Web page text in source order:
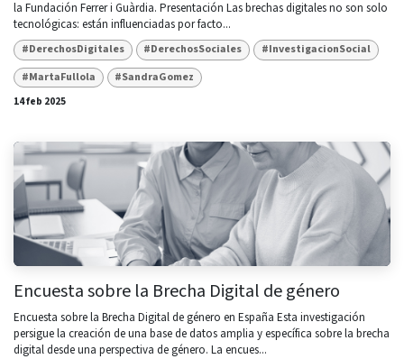
la Fundación Ferrer i Guàrdia. Presentación Las brechas digitales no son solo
tecnológicas: están influenciadas por facto...
#DerechosDigitales #DerechosSociales
#InvestigacionSocial
#MartaFullola
#SandraGomez
14 feb 2025
Encuesta sobre la Brecha Digital de género
Encuesta sobre la Brecha Digital de género en España Esta investigación
persigue la creación de una base de datos amplia y específica sobre la brecha
digital desde una perspectiva de género. La encues...